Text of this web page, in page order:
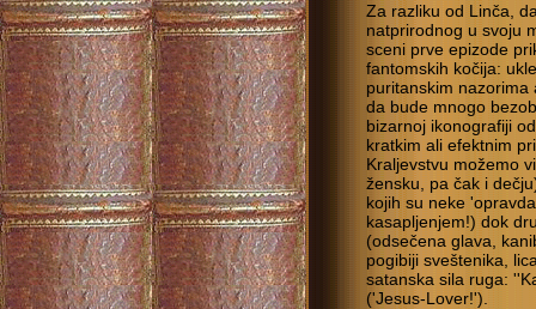
Za razliku od Linča,
natprirodnog u svoju
sceni prve epizode
fantomskih kočija:
puritanskim nazorima
da bude mnogo
bizarnoj ikonografiji
kratkim ali efektnim
Kraljevstvu možemo
žensku, pa čak i
kojih su neke
kasapljenjem!) dok
(odsečena glava,
pogibiji sveštenika,
satanska sila ruga:
('Jesus-Lover!').